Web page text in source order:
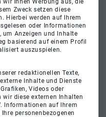
Ihnen Werbung aus, die
Zweck setzen diese
Hierbei werden auf Ihrem
oder Informationen
um Anzeigen und Inhalte
basierend auf einem Profil
auszuspielen.
redaktionellen Texte,
Inhalte und Dienste
Videos oder
wir diese externen Inhalten
Informationen auf Ihrem
personenbezogenen